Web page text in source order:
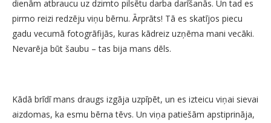
dienām atbraucu uz dzimto pilsētu darba darīšanās. Un tad es
pirmo reizi redzēju viņu bērnu. Ārprāts! Tā es skatījos piecu
gadu vecumā fotogrāfijās, kuras kādreiz uzņēma mani vecāki.
Nevarēja būt šaubu – tas bija mans dēls.
Kādā brīdī mans draugs izgāja uzpīpēt, un es izteicu viņai sievai
aizdomas, ka esmu bērna tēvs. Un viņa patiešām apstiprināja,